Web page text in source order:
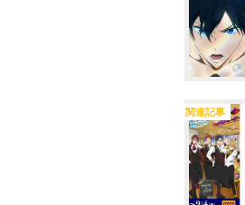
関連記事